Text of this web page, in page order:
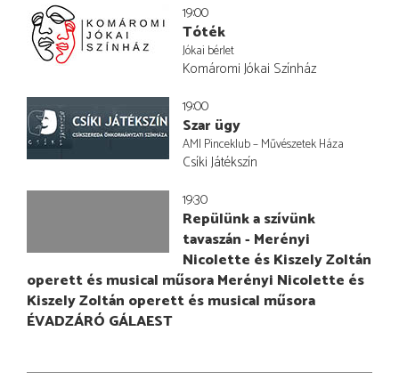
19:00
Tóték
Jókai bérlet
Komáromi Jókai Színház
19:00
Szar ügy
AMI Pinceklub – Művészetek Háza
Csíki Játékszín
19:30
Repülünk a szívünk
tavaszán - Merényi
Nicolette és Kiszely Zoltán
operett és musical műsora Merényi Nicolette és
Kiszely Zoltán operett és musical műsora
ÉVADZÁRÓ GÁLAEST